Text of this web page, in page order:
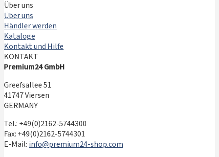
Über uns
Über uns
Händler werden
Kataloge
Kontakt und Hilfe
KONTAKT
Premium24 GmbH
Greefsallee 51
41747 Viersen
GERMANY
Tel.: +49(0)2162-5744300
Fax: +49(0)2162-5744301
E-Mail:info@premium24-shop.com